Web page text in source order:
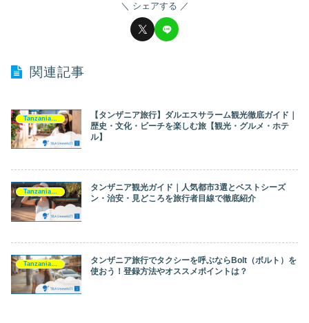
シェアする
関連記事
【タンザニア旅行】ダルエスサラーム観光徹底ガイド｜
歴史・文化・ビーチを楽しむ旅【観光・グルメ・ホテ
ル】
タンザニア観光ガイド｜人気都市3選とベストシーズ
ン・治安・見どころを旅行者目線で徹底紹介
Tanzania（タンザニア）
タンザニア旅行でタクシーを呼ぶならBolt（ボルト）を
使おう！登録方法やオススメポイントは？